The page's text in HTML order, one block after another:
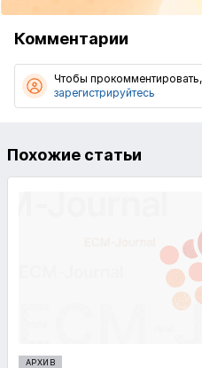
Комментарии
Чтобы прокомментировать,
зарегистрируйтесь
Похожие статьи
АРХИВ